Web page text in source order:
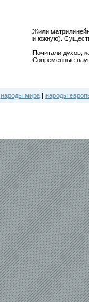
Жили
и южную).
Почитали духов,
Современные
народы мира| народы